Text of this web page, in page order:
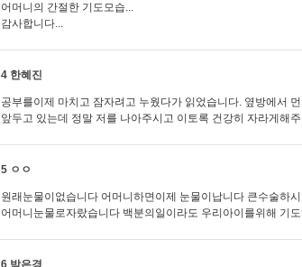
어머니의 간절한 기도모습...
감사합니다...
4 한혜진
공부를이제 마치고 잠자려고 누웠다가 읽었습니다. 옆방에서
앞두고 있는데 정말 저를 나아주시고 이토록 건강히 자라게해
5 ㅇㅇ
원래눈물이없습니다 어머니하면이제 눈물이납니다 큰수술하
어머니눈물로자랐습니다 백분의일이라도 우리아이를위해 기
6 박은경